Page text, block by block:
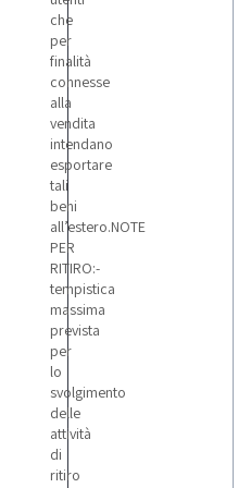
che
per
finalità
connesse
alla
vendita
intendano
esportare
tali
beni
all’estero.NOTE
PER
RITIRO:-
tempistica
massima
prevista
per
lo
svolgimento
delle
attività
di
ritiro